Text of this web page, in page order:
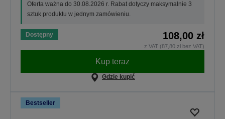
Oferta ważna do 30.08.2026 r. Rabat dotyczy maksymalnie 3
sztuk produktu w jednym zamówieniu.
Dostępny 108,00 zł
z VAT (87,80 zł bez VAT)
Kup teraz
Gdzie kupić
Bestseller